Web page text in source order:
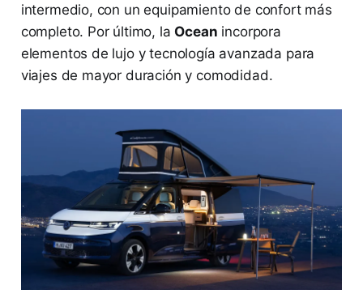
intermedio, con un equipamiento de confort más
completo. Por último, la Ocean incorpora
elementos de lujo y tecnología avanzada para
viajes de mayor duración y comodidad.